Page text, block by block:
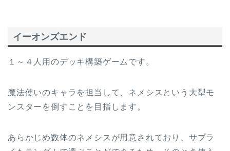
イーオンズエンド
１～４人用のデッキ構築ゲームです。
魔法使いのキャラを担当して、ネメシスという大型モ
ンスターを倒すことを目指します。
あらかじめ数体のネメシスが用意されており、サプラ